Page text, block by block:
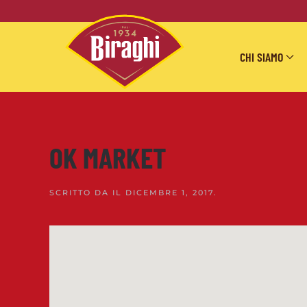
Skip to main content
CHI SIAMO
OK MARKET
SCRITTO DA IL DICEMBRE 1, 2017.